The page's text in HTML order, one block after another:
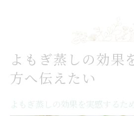
よもぎ蒸しの効果
方へ伝えたい
よもぎ蒸しの効果を実感するた